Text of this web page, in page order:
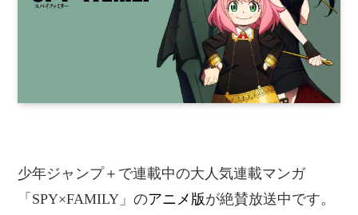
少年ジャンプ＋で連載中の大人気連載マンガ
「SPY×FAMILY」のアニメ版が絶賛放送中です。